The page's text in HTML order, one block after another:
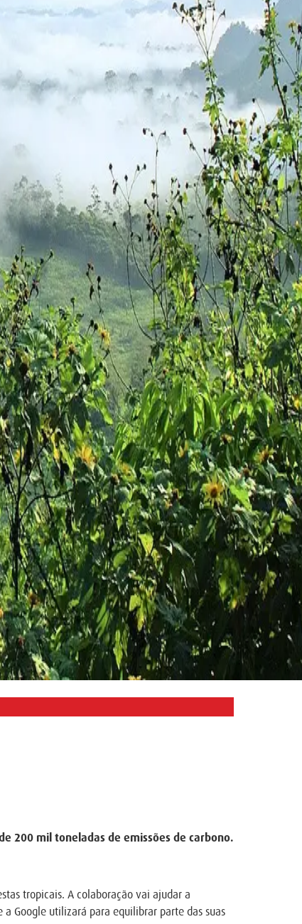
200 mil toneladas de emissões de carbono.
tropicais. A colaboração vai ajudar a
Google utilizará para equilibrar parte das suas